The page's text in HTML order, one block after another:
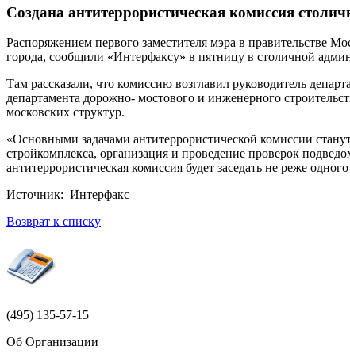
Создана антитеррористическая комиссия
Распоряжением первого заместителя мэра в правительстве
города, сообщили «Интерфаксу» в пятницу в столичной
Там рассказали, что комиссию возглавил руководитель
департамента дорожно- мостового и инженерного
московских структур.
«Основными задачами антитеррористической комиссии
стройкомплекса, организация и проведение проверок
антитеррористическая комиссия будет заседать не реже
Источник: Интерфакс
Возврат к списку
(495) 135-57-15
Об Организации